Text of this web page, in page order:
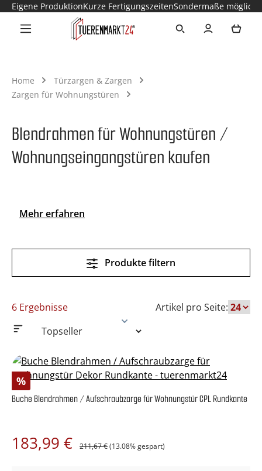
Zum Hauptinhalt springen
Eigene ProduktionKurze FertigungszeitenSondermaße möglich
Home
Türzargen & Zargen
Zargen für Wohnungstüren
Blendrahmen für Wohnungstüren /
Wohnungseingangstüren kaufen
Mehr erfahren
Produkte filtern
6 Ergebnisse Artikel pro Seite:
Rabatt
%
Buche Blendrahmen / Aufschraubzarge für Wohnungstür CPL Rundkante
Verkaufspreis:
183,99 €
211,67 €(13.08% gespart)